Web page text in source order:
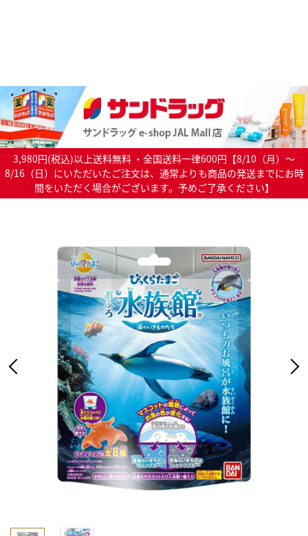
3,980円(税込)以上送料無料 ・全国送料一律600円【8/10（月）～
8/16（日）にいただいたご注文は、通常よりも商品の発送までにお時
間をいただく場合がございます。予めご了承ください】